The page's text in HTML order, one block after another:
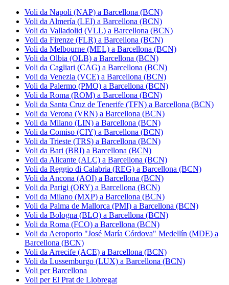
Voli da Napoli (NAP) a Barcellona (BCN)
Voli da Almería (LEI) a Barcellona (BCN)
Voli da Valladolid (VLL) a Barcellona (BCN)
Voli da Firenze (FLR) a Barcellona (BCN)
Voli da Melbourne (MEL) a Barcellona (BCN)
Voli da Olbia (OLB) a Barcellona (BCN)
Voli da Cagliari (CAG) a Barcellona (BCN)
Voli da Venezia (VCE) a Barcellona (BCN)
Voli da Palermo (PMO) a Barcellona (BCN)
Voli da Roma (ROM) a Barcellona (BCN)
Voli da Santa Cruz de Tenerife (TFN) a Barcellona (BCN)
Voli da Verona (VRN) a Barcellona (BCN)
Voli da Milano (LIN) a Barcellona (BCN)
Voli da Comiso (CIY) a Barcellona (BCN)
Voli da Trieste (TRS) a Barcellona (BCN)
Voli da Bari (BRI) a Barcellona (BCN)
Voli da Alicante (ALC) a Barcellona (BCN)
Voli da Reggio di Calabria (REG) a Barcellona (BCN)
Voli da Ancona (AOI) a Barcellona (BCN)
Voli da Parigi (ORY) a Barcellona (BCN)
Voli da Milano (MXP) a Barcellona (BCN)
Voli da Palma de Mallorca (PMI) a Barcellona (BCN)
Voli da Bologna (BLQ) a Barcellona (BCN)
Voli da Roma (FCO) a Barcellona (BCN)
Voli da Aeroporto "José María Córdova" Medellín (MDE) a
Barcellona (BCN)
Voli da Arrecife (ACE) a Barcellona (BCN)
Voli da Lussemburgo (LUX) a Barcellona (BCN)
Voli per Barcellona
Voli per El Prat de Llobregat